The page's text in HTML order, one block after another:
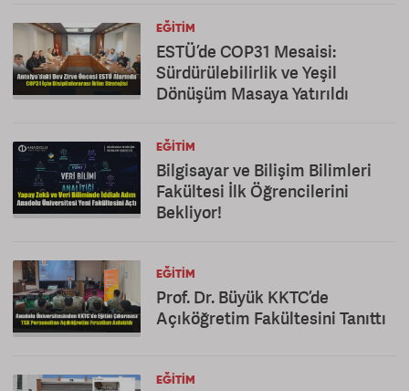
EĞITIM
ESTÜ’de COP31 Mesaisi:
Sürdürülebilirlik ve Yeşil
Dönüşüm Masaya Yatırıldı
EĞITIM
Bilgisayar ve Bilişim Bilimleri
Fakültesi İlk Öğrencilerini
Bekliyor!
EĞITIM
Prof. Dr. Büyük KKTC’de
Açıköğretim Fakültesini Tanıttı
EĞITIM